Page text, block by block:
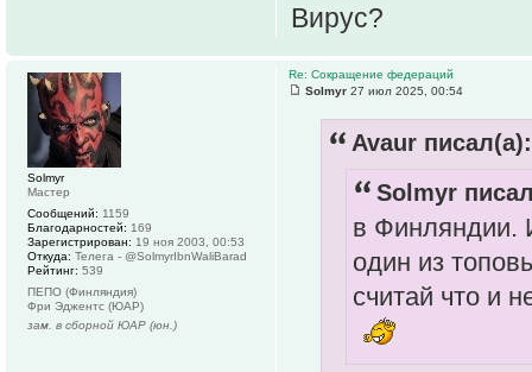
Вирус?
Re: Сокращение федераций
Solmyr 27 июл 2025, 00:54
Avaur писал(а):
Solmyr
в Финляндии.
один из
считай что и
Solmyr
Мастер
Сообщений: 1159
Благодарностей: 169
Зарегистрирован: 19 ноя 2003, 00:53
Откуда: Телега - @SolmyrIbnWaliBarad
Рейтинг: 539
ПЕПО (Финляндия)
Фри Эджентс (ЮАР)
зам. в сборной ЮАР (юн.)